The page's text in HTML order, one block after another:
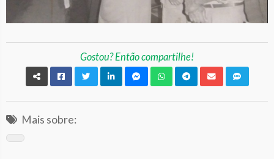
Gostou? Então compartilhe!
Mais sobre: